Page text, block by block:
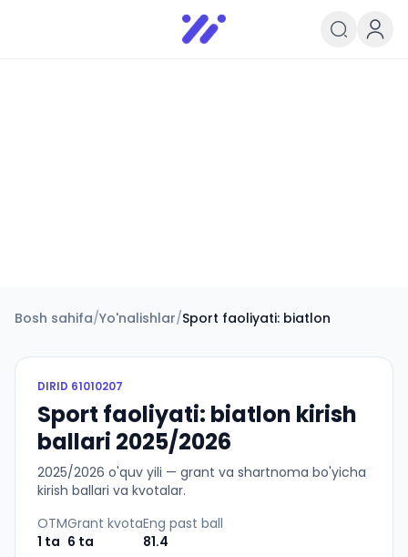
Infoedu
Ta&#039;lim xabarlari va
Bosh sahifa/Yo'nalishlar/Sport faoliyati: biatlon
DIRID 61010207
Sport faoliyati: biatlon kirish
ballari 2025/2026
2025/2026 o'quv yili — grant va shartnoma bo'yicha
kirish ballari va kvotalar.
OTM
1 ta
Grant kvota
6 ta
Eng past ball
81.4